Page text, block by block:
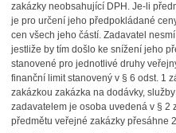
zakázky neobsahující DPH. Je-li
je pro určení jeho předpokládané
cen všech jeho částí. Zadavatel
jestliže by tím došlo ke snížení jeho
stanovené pro jednotlivé druhy
finanční limit stanovený v § 6 odst. 1
zakázkou zakázka na dodávky,
zadavatelem je osoba uvedená v §
předmětu veřejné zakázky přesáhne